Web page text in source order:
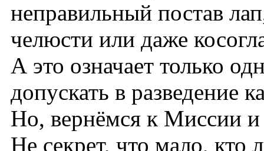
неправильный постав
челюсти или даже
А это означает только
допускать в разведение
Но, вернёмся к Миссии и
Не секрет, что мало, кто